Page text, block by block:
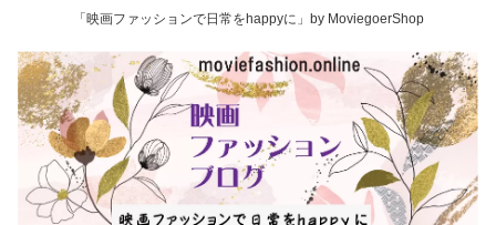
「映画ファッションで日常をhappyに」by MoviegoerShop